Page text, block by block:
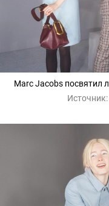
Marc Jacobs посвятил
Источник: